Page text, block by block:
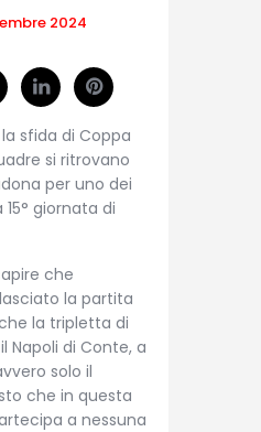
2024
sfida di Coppa
si ritrovano
per uno dei
giornata di
che
la partita
la tripletta di
Napoli di Conte, a
solo il
che in questa
a nessuna